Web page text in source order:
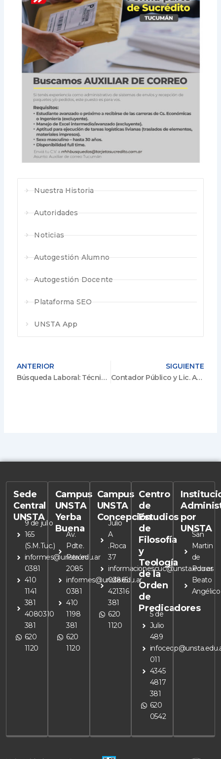
Nuestra Historia
Autoridades
Noticias
Autogestión Alumno
Autogestión Docente
Plataforma SEO
UNSTA App
ANTERIOR
Búsqueda Laboral: Técnico/a IT
SIGUIENTE
Contador Público y Lic. Adm. de Empresas
Sede
Central
UNSTA
9 de julio
165
(S.M.Tuc.)
informes@unsta.edu.ar
0381
410
1141
381
4080310
381
620
1120
Campus
UNSTA
Yerba
Buena
Av.
Pdte.
Perón
2085
informes@unsta.edu.ar
0381
410
1198
381
620
1120
Campus
UNSTA
Concepción
Julio
A
.Roca
37
informacionescuc@unsta.edu.ar
03865
421316
381
620
1120
Centro
de
Estudios
de
Filosofía
y
Teología
de la
Orden
de
Predicadores
5 de
Julio
489
011
4345
4817
381
620
0542
por
UNSTA
San
Martin
de
Porres
Beato
Angélico